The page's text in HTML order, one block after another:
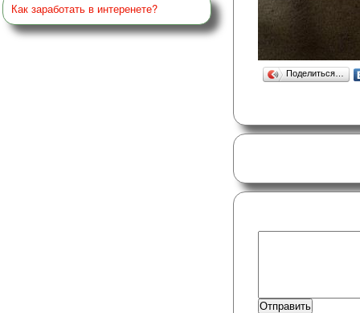
Как заработать в интеренете?
Поделиться…